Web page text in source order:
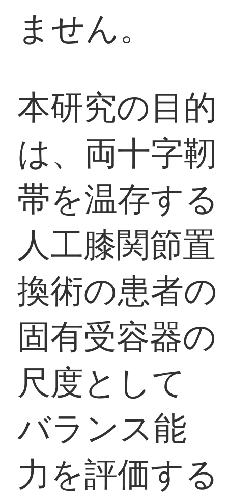
ません。
本研究の目的
は、両十字靭
帯を温存する
人工膝関節置
換術の患者の
固有受容器の
尺度として
バランス能
力を評価する